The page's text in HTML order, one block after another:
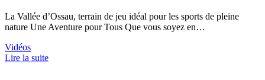
La Vallée d’Ossau, terrain de jeu idéal pour les sports de pleine
nature Une Aventure pour Tous Que vous soyez en…
Vidéos
Lire la suite